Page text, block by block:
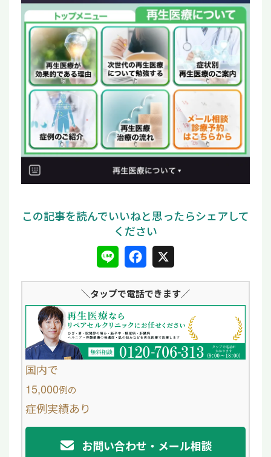
L
n
e
F
c
e
b
o
X
＼タップで電話できます／
国内で
15,000例の
症例実績あり
お問い合わせ・メール相談